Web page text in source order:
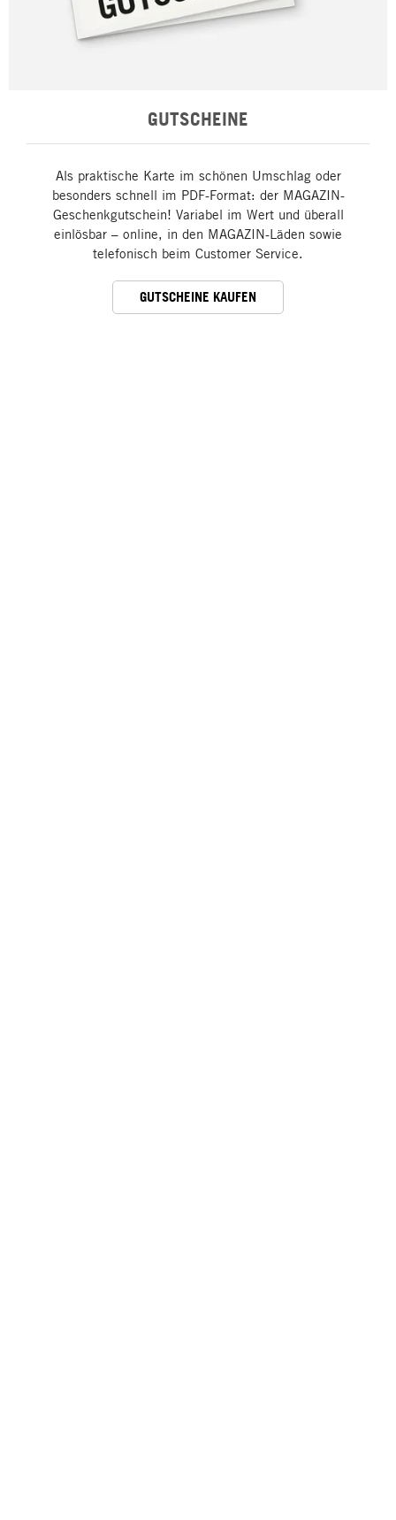
GUTSCHEINE
Als praktische Karte im schönen Umschlag oder
besonders schnell im PDF-Format: der MAGAZIN-
Geschenkgutschein! Variabel im Wert und überall
einlösbar – online, in den MAGAZIN-Läden sowie
telefonisch beim Customer Service.
GUTSCHEINE KAUFEN